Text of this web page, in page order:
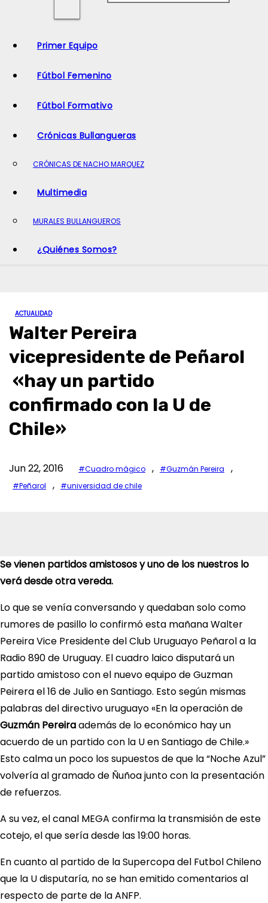
Primer Equipo
Fútbol Femenino
Fútbol Formativo
Crónicas Bullangueras
CRÓNICAS DE NACHO MARQUEZ
Multimedia
MURALES BULLANGUEROS
¿Quiénes Somos?
ACTUALIDAD
Walter Pereira
vicepresidente de Peñarol
«hay un partido
confirmado con la U de
Chile»
Jun 22, 2016 #Cuadro mágico , #Guzmán Pereira ,
#Peñarol , #universidad de chile
Se vienen partidos amistosos y uno de los nuestros lo
verá desde otra vereda.
Lo que se venía conversando y quedaban solo como
rumores de pasillo lo confirmó esta mañana Walter
Pereira Vice Presidente del Club Uruguayo Peñarol a la
Radio 890 de Uruguay. El cuadro laico disputará un
partido amistoso con el nuevo equipo de Guzman
Peirera el 16 de Julio en Santiago. Esto según mismas
palabras del directivo uruguayo «En la operación de
Guzmán Pereiraademás de lo económico hay un
acuerdo de un partido con la U en Santiago de Chile.»
Esto calma un poco los supuestos de que la “Noche Azul”
volvería al gramado de Ñuñoa junto con la presentación
de refuerzos.
A su vez, el canal MEGA confirma la transmisión de este
cotejo, el que sería desde las 19:00 horas.
En cuanto al partido de la Supercopa del Futbol Chileno
que la U disputaría, no se han emitido comentarios al
respecto de parte de la ANFP.